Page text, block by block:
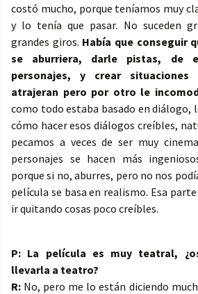
costó mucho, porque teníamos muy
y lo tenía que pasar. No suceden
grandes giros. Había que conseguir
se aburriera, darle pistas, de
personajes, y crear
atrajeran pero por otro le
como todo estaba basado en diálogo,
cómo hacer esos diálogos creíbles,
pecamos a veces de ser muy
personajes se hacen más
porque si no, aburres, pero no nos
película se basa en realismo. Esa
ir quitando cosas poco creíbles.
P: La película es muy teatral,
llevarla a teatro?
R: No, pero me lo están diciendo